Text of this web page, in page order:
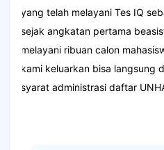
yang telah melayani Tes IQ
sejak angkatan pertama
melayani ribuan calon
kami keluarkan bisa langsung
syarat administrasi daftar